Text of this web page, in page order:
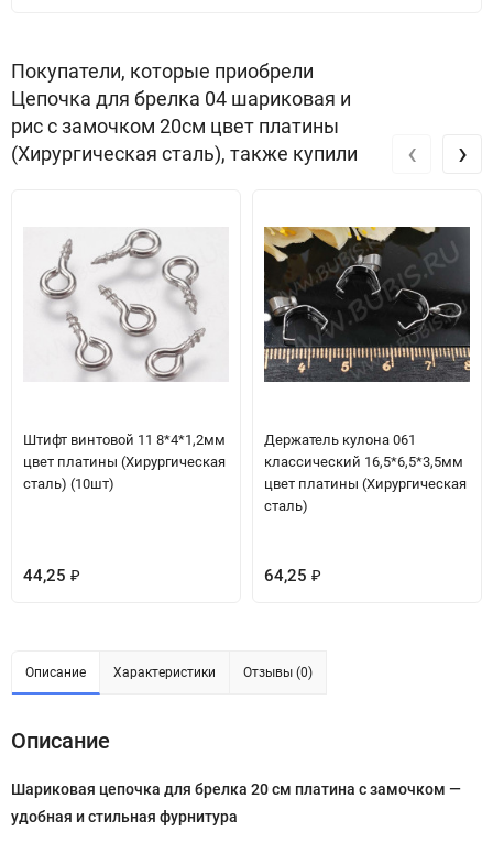
Покупатели, которые приобрели
Цепочка для брелка 04 шариковая и
рис с замочком 20см цвет платины
(Хирургическая сталь), также купили
Штифт винтовой 11 8*4*1,2мм
цвет платины (Хирургическая
сталь) (10шт)
44,25 ₽
Держатель кулона 061
классический 16,5*6,5*3,5мм
цвет платины (Хирургическая
сталь)
64,25 ₽
‹ ›
Описание Характеристики Отзывы (0)
Описание
Шариковая цепочка для брелка 20 см платина с замочком —
удобная и стильная фурнитура